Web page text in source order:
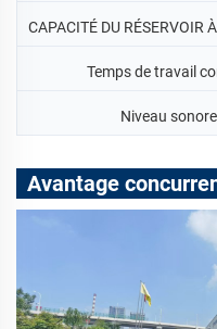
CAPACITÉ DU RÉSERVOIR
Temps de travail
Niveau sonore
Avantage